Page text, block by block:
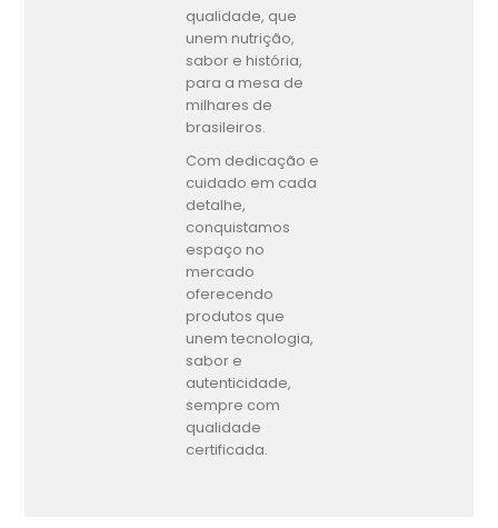
qualidade, que
unem nutrição,
sabor e história,
para a mesa de
milhares de
brasileiros.
Com dedicação e
cuidado em cada
detalhe,
conquistamos
espaço no
mercado
oferecendo
produtos que
unem tecnologia,
sabor e
autenticidade,
sempre com
qualidade
certificada.